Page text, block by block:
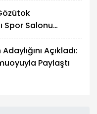
Spor Salonu
Açıkladı:
Paylaştı